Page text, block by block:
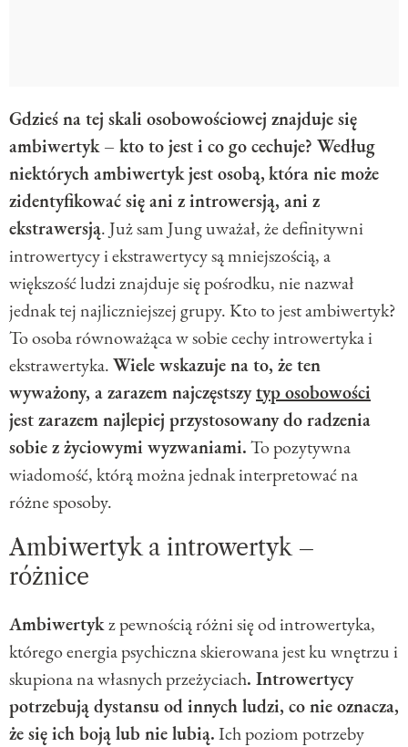
Gdzieś na tej skali osobowościowej znajduje się
ambiwertyk – kto to jest i co go cechuje? Według
niektórych ambiwertyk jest osobą,która nie może
zidentyfikować się ani z introwersją, ani z
ekstrawersją. Już sam Jung uważał, że definitywni
introwertycy i ekstrawertycy są mniejszością, a
większość ludzi znajduje się pośrodku, nie nazwał
jednak tej najliczniejszej grupy. Kto to jest ambiwertyk?
To osoba równoważąca w sobie cechy introwertyka i
ekstrawertyka.Wiele wskazuje na to, że ten
wyważony, a zarazem najczęstszytyp osobowości
jest zarazem najlepiej przystosowany do radzenia
sobie z życiowymi wyzwaniami.To pozytywna
wiadomość, którą można jednak interpretować na
różne sposoby.
Ambiwertyk a introwertyk –
różnice
Ambiwertykz pewnością różni się od introwertyka,
którego energia psychiczna skierowana jest ku wnętrzu i
skupiona na własnych przeżyciach. Introwertycy
potrzebują dystansu od innych ludzi, co nie oznacza,
że się ich boją lub nie lubią.Ich poziom potrzeby